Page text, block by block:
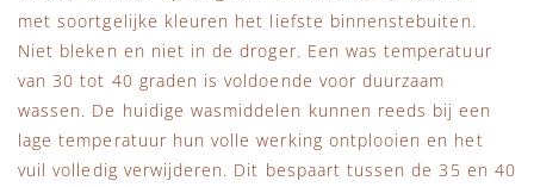
met soortgelijke kleuren het liefste binnenstebuiten.
Niet bleken en niet in de droger. Een was temperatuur
van 30 tot 40 graden is voldoende voor duurzaam
wassen. De huidige wasmiddelen kunnen reeds bij een
lage temperatuur hun volle werking ontplooien en het
vuil volledig verwijderen. Dit bespaart tussen de 35 en 40